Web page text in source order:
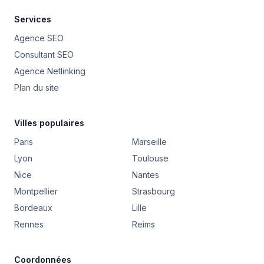
Services
Agence SEO
Consultant SEO
Agence Netlinking
Plan du site
Villes populaires
Paris
Marseille
Lyon
Toulouse
Nice
Nantes
Montpellier
Strasbourg
Bordeaux
Lille
Rennes
Reims
Coordonnées